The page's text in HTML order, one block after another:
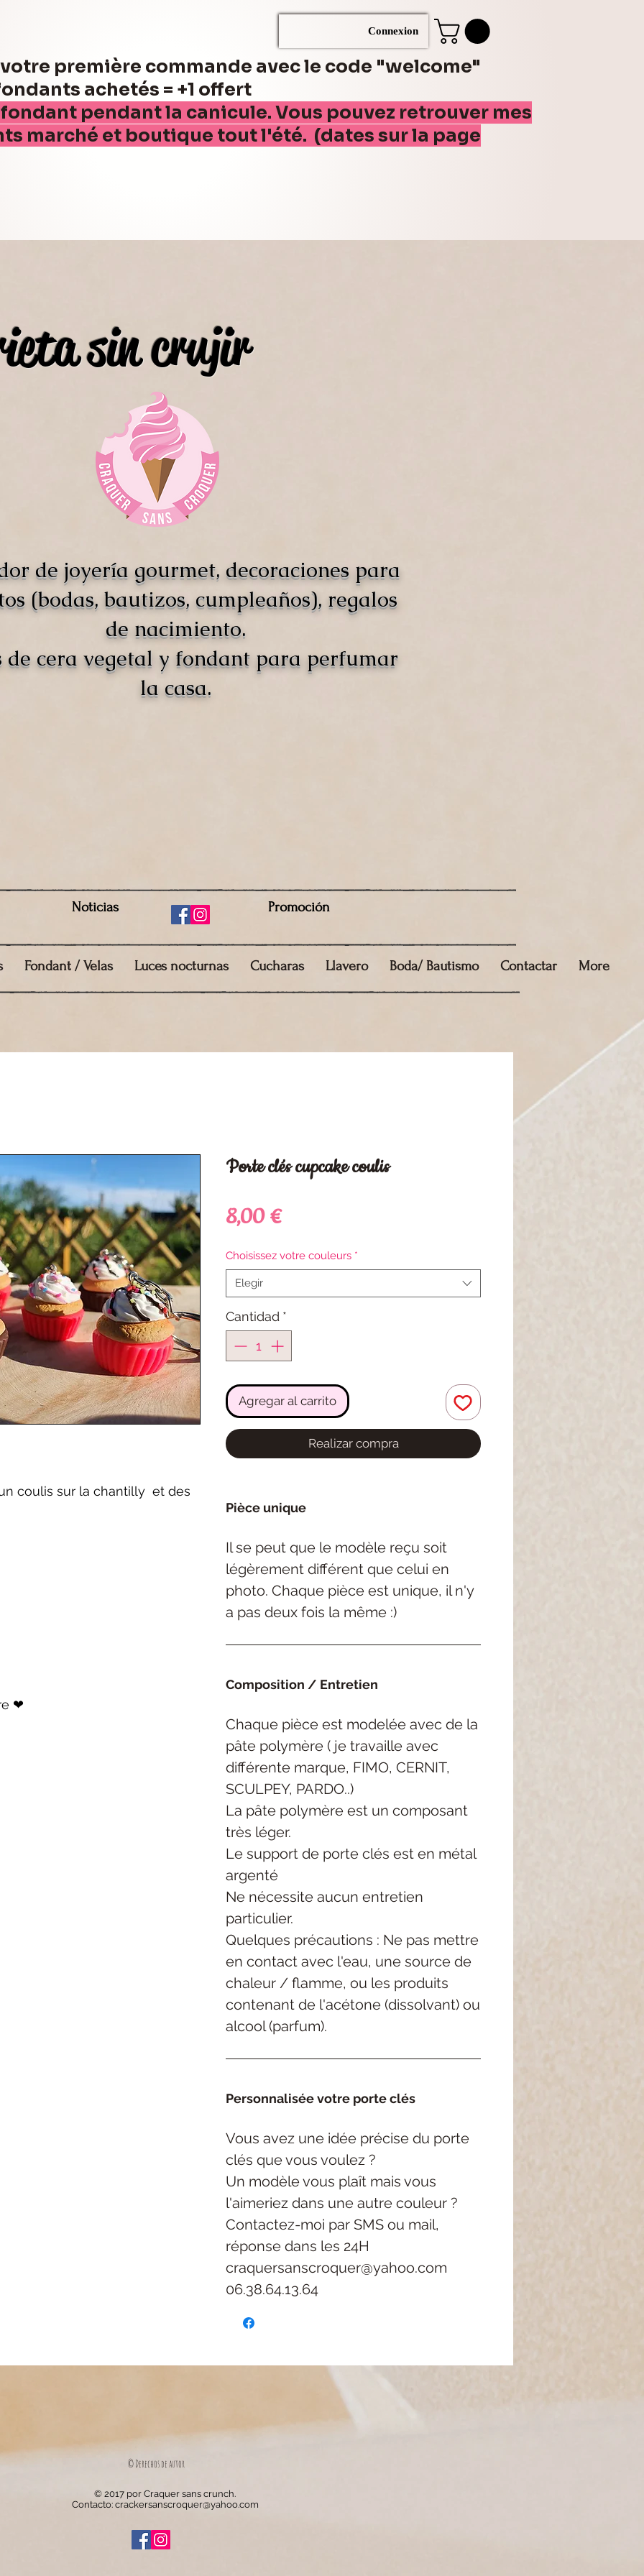
Connexion
première commande avec le code "welcome"
achetés = +1 offert
pendant la canicule. Vous pouvez retrouver mes
marché et boutique tout l'été. (dates sur la page
sin crujir
de joyería gourmet, decoraciones para
(bodas, bautizos, cumpleaños), regalos
de nacimiento.
de cera vegetal y fondant para perfumar
la casa.
Noticias Promoción
Fondant / Velas Luces nocturnas Cucharas Llavero Boda/ Bautismo Contactar More
coulis sur la chantilly et des
❤
Porte clés cupcake coulis
8,00 €Precio
Choisissez votre couleurs *
Elegir
Cantidad *
Agregar al carrito
Realizar compra
Pièce unique
Il se peut que le modèle reçu soit
légèrement différent que celui en
photo. Chaque pièce est unique, il n'y
a pas deux fois la même :)
Composition / Entretien
Chaque pièce est modelée avec de la
pâte polymère ( je travaille avec
différente marque, FIMO, CERNIT,
SCULPEY, PARDO..)
La pâte polymère est un composant
très léger.
Le support de porte clés est en métal
argenté
Ne nécessite aucun entretien
particulier.
Quelques précautions : Ne pas mettre
en contact avec l'eau, une source de
chaleur / flamme, ou les produits
contenant de l'acétone (dissolvant) ou
alcool (parfum).
Personnalisée votre porte clés
Vous avez une idée précise du porte
clés que vous voulez ?
Un modèle vous plaît mais vous
l'aimeriez dans une autre couleur ?
Contactez-moi par SMS ou mail,
réponse dans les 24H
craquersanscroquer@yahoo.com
06.38.64.13.64
© 2017 por Craquer sans crunch.
Contacto: crackersanscroquer@yahoo.com
© Derechos de autor